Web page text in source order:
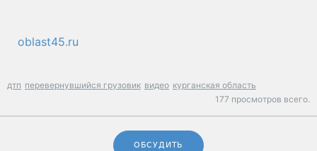
oblast45.ru
дтп перевернувшийся грузовик видео курганская область
177 просмотров всего.
ОБСУДИТЬ